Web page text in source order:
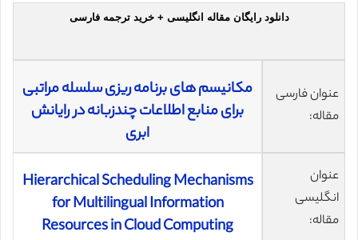
دانلود رایگان مقاله انگلیسی + خرید ترجمه فارسی
عنوان فارسی
مقاله:
مکانیسم های برنامه ریزی سلسله مراتبی
برای منابع اطلاعات چندزبانه در رایانش
ابری
عنوان
انگلیسی
مقاله:
Hierarchical Scheduling Mechanisms
for Multilingual Information
Resources in Cloud Computing